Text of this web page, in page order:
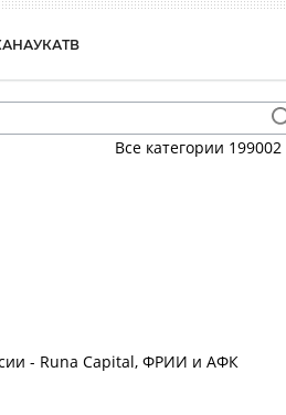
НАУКАТВ
Все категории 199002
- Runa Capital, ФРИИ и АФК